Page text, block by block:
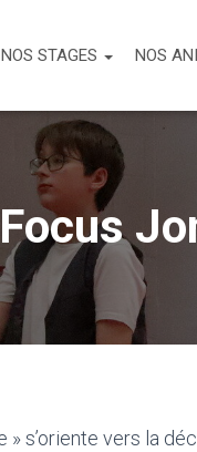
NOS STAGES NOS
Focus
» s’oriente vers la